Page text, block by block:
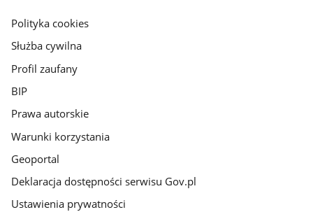
gov.pl
Polityka cookies
Służba cywilna
Profil zaufany
BIP
Prawa autorskie
Warunki korzystania
Geoportal
Deklaracja dostępności serwisu Gov.pl
Ustawienia prywatności